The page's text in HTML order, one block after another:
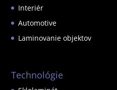
Interiér
Automotive
Laminovanie objektov
Technológie